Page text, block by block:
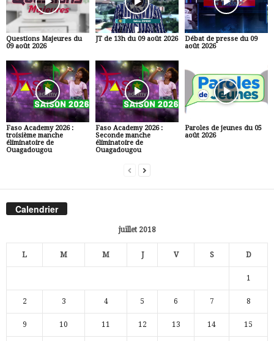
Questions Majeures du
09 août 2026
JT de 13h du 09 août 2026
Débat de presse du 09
août 2026
Faso Academy 2026 :
troisième manche
éliminatoire de
Ouagadougou
Faso Academy 2026 :
Seconde manche
éliminatoire de
Ouagadougou
Paroles de jeunes du 05
août 2026
Calendrier
juillet 2018
L M M J V S D
1
2 3 4 5 6 7 8
9 10 11 12 13 14 15